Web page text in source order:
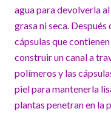
agua para devolverla
grasa ni seca. Después
cápsulas que
construir un canal a
polímeros y las
piel para mantenerla
plantas penetran en la